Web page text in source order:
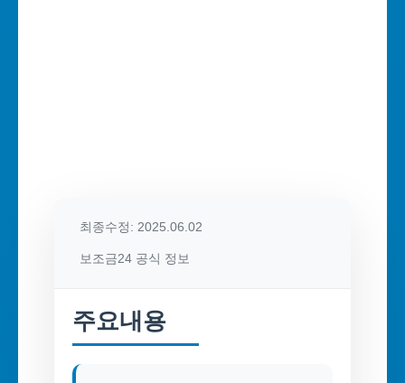
최종수정: 2025.06.02
보조금24 공식 정보
주요내용